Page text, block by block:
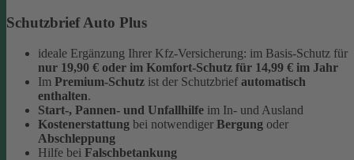
Schutzbrief Auto Plus
ideale Ergänzung Ihrer Kfz-Versicherung: im Basis-Schutz für
nur 19,90 € oder im Komfort-Schutz für 14,99 € im Jahr
Im Premium-Schutz ist der Schutzbrief automatisch
enthalten.
Start-, Pannen- und Unfallhilfe im In- und Ausland
Kostenerstattung bei notwendiger Bergung oder
Abschleppung
Hilfe bei Falschbetankung